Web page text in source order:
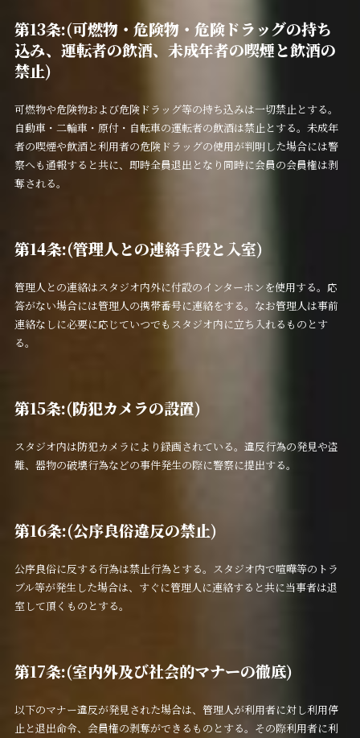
第13条:(可燃物・危険物・危険ドラッグの持ち
込み、運転者の飲酒、未成年者の喫煙と飲酒の
禁止)
可燃物や危険物および危険ドラッグ等の持ち込みは一切禁止とする。
自動車・二輪車・原付・自転車の運転者の飲酒は禁止とする。未成年
者の喫煙や飲酒と利用者の危険ドラッグの使用が判明した場合には警
察へも通報すると共に、即時全員退出となり同時に会員の会員権は剥
奪される。
第14条:(管理人との連絡手段と入室)
管理人との連絡はスタジオ内外に付設のインターホンを使用する。応
答がない場合には管理人の携帯番号に連絡をする。なお管理人は事前
連絡なしに必要に応じていつでもスタジオ内に立ち入れるものとす
る。
第15条:(防犯カメラの設置)
スタジオ内は防犯カメラにより録画されている。違反行為の発見や盗
難、器物の破壊行為などの事件発生の際に警察に提出する。
第16条:(公序良俗違反の禁止)
公序良俗に反する行為は禁止行為とする。スタジオ内で喧嘩等のトラ
ブル等が発生した場合は、すぐに管理人に連絡すると共に当事者は退
室して頂くものとする。
第17条:(室内外及び社会的マナーの徹底)
以下のマナー違反が発見された場合は、管理人が利用者に対し利用停
止と退出命令、会員権の剥奪ができるものとする。その際利用者に利